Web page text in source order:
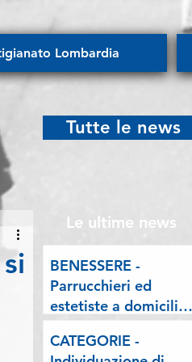
Lombardia
Tutte le news
Le ultime news
BENESSERE -
Parrucchieri ed
estetiste a domicilio.
Esposto delle
Associazioni artigiane
CATEGORIE -